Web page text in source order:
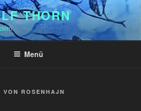
THORN
Menü
VON ROSENHAJN